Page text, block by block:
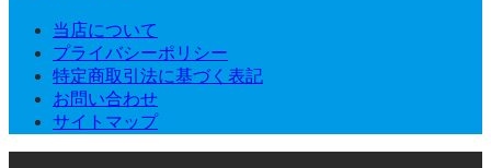
当店について
プライバシーポリシー
特定商取引法に基づく表記
お問い合わせ
サイトマップ